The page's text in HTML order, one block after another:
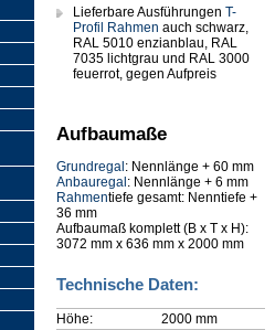
Lieferbare Ausführungen T-
Profil
Rahmen auch schwarz,
RAL 5010 enzianblau, RAL
7035 lichtgrau und RAL 3000
feuerrot, gegen Aufpreis
Aufbaumaße
Grundregal : Nennlänge + 60 mm
Anbauregal : Nennlänge + 6 mm
Rahmentiefe gesamt: Nenntiefe +
36 mm
Aufbaumaß komplett (B x T x H):
3072 mm x 636 mm x 2000 mm
Technische Daten:
Höhe:
2000 mm